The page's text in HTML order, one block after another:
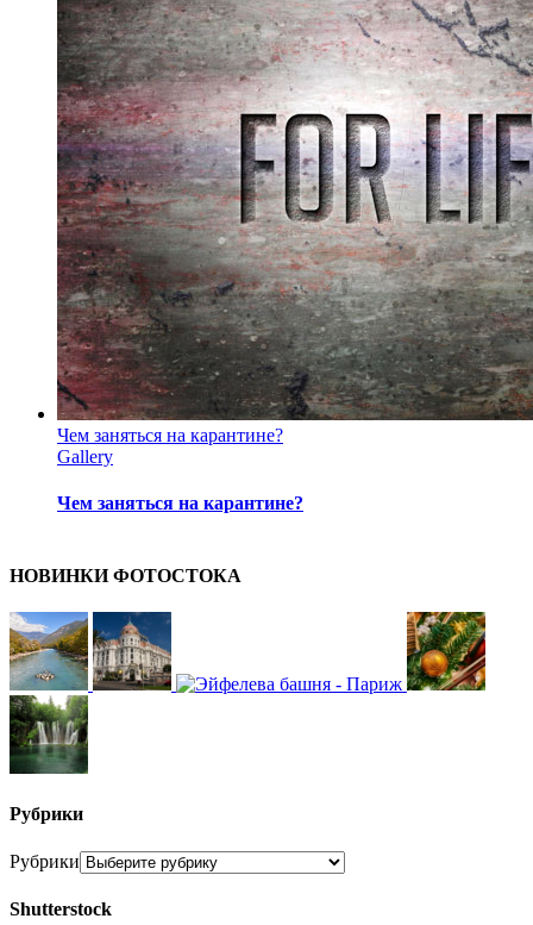
Чем заняться на карантине?
Gallery
Чем заняться на карантине?
НОВИНКИ ФОТОСТОКА
Рубрики
Рубрики
Shutterstock